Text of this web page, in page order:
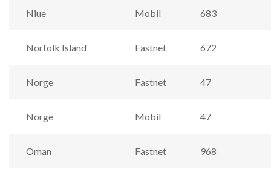
Niue Mobil 683
Norfolk Island Fastnet 672
Norge Fastnet 47
Norge Mobil 47
Oman Fastnet 968